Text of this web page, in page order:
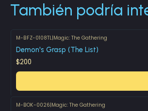
También podría
M-BFZ-0108TL|Magic: The Gathering
Demon's Grasp (The List)
$200
M-BOK-0026|Magic: The Gathering